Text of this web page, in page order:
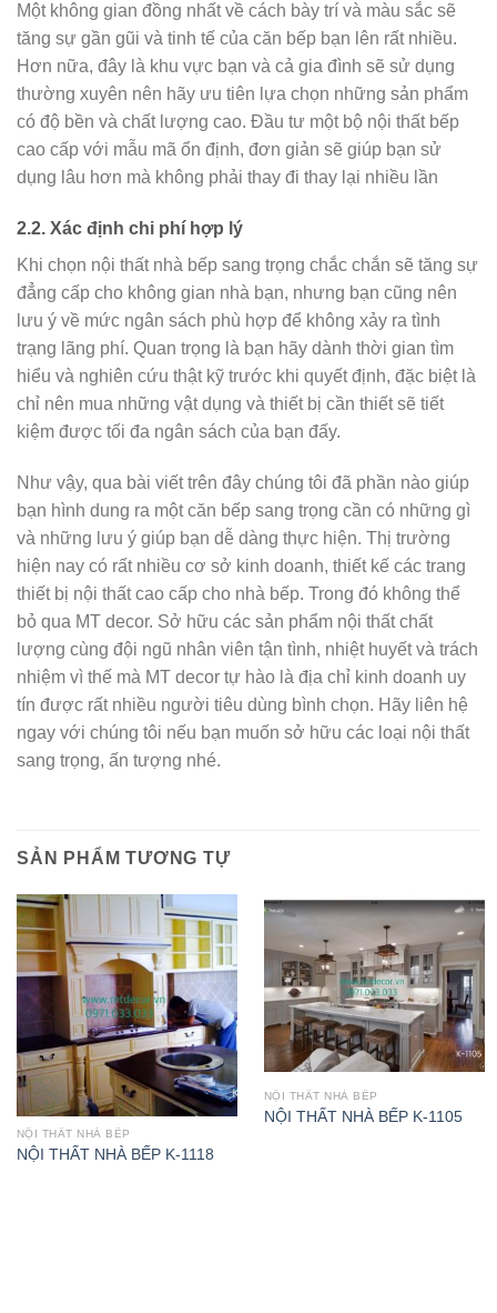
Một không gian đồng nhất về cách bày trí và màu sắc sẽ
tăng sự gần gũi và tinh tế của căn bếp bạn lên rất nhiều.
Hơn nữa, đây là khu vực bạn và cả gia đình sẽ sử dụng
thường xuyên nên hãy ưu tiên lựa chọn những sản phẩm
có độ bền và chất lượng cao. Đầu tư một bộ nội thất bếp
cao cấp với mẫu mã ổn định, đơn giản sẽ giúp bạn sử
dụng lâu hơn mà không phải thay đi thay lại nhiều lần
2.2. Xác định chi phí hợp lý
Khi chọn nội thất nhà bếp sang trọng chắc chắn sẽ tăng sự
đẳng cấp cho không gian nhà bạn, nhưng bạn cũng nên
lưu ý về mức ngân sách phù hợp để không xảy ra tình
trạng lãng phí. Quan trọng là bạn hãy dành thời gian tìm
hiểu và nghiên cứu thật kỹ trước khi quyết định, đặc biệt là
chỉ nên mua những vật dụng và thiết bị cần thiết sẽ tiết
kiệm được tối đa ngân sách của bạn đấy.
Như vậy, qua bài viết trên đây chúng tôi đã phần nào giúp
bạn hình dung ra một căn bếp sang trọng cần có những gì
và những lưu ý giúp bạn dễ dàng thực hiện. Thị trường
hiện nay có rất nhiều cơ sở kinh doanh, thiết kế các trang
thiết bị nội thất cao cấp cho nhà bếp. Trong đó không thể
bỏ qua MT decor. Sở hữu các sản phẩm nội thất chất
lượng cùng đội ngũ nhân viên tận tình, nhiệt huyết và trách
nhiệm vì thế mà MT decor tự hào là địa chỉ kinh doanh uy
tín được rất nhiều người tiêu dùng bình chọn. Hãy liên hệ
ngay với chúng tôi nếu bạn muốn sở hữu các loại nội thất
sang trọng, ấn tượng nhé.
SẢN PHẨM TƯƠNG TỰ
NỘI THẤT NHÀ BẾP
NỘI THẤT NHÀ BẾP K-1118
NỘI THẤT NHÀ BẾP
NỘI THẤT NHÀ BẾP K-1105